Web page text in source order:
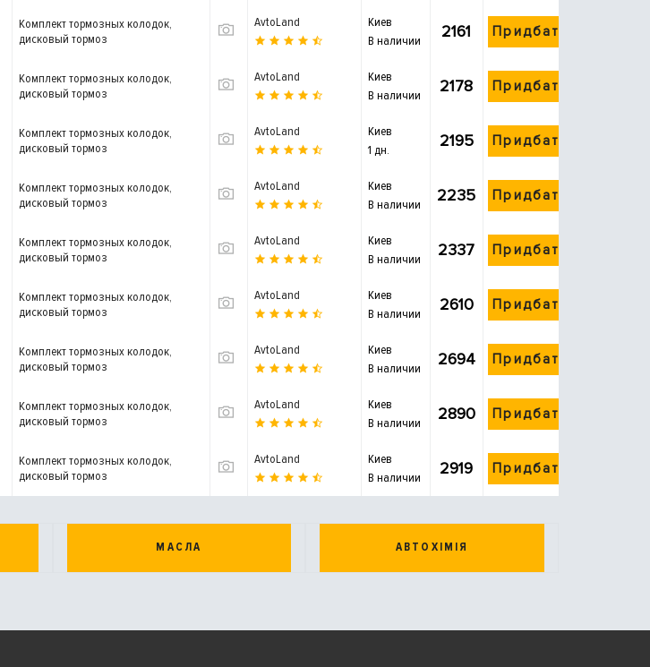
Комплект тормозных колодок,
дисковый тормоз
AvtoLand
Киев
В наличии
2161 Придбати
Комплект тормозных колодок,
дисковый тормоз
AvtoLand
Киев
В наличии
2178 Придбати
Комплект тормозных колодок,
дисковый тормоз
AvtoLand
Киев
1 дн.
2195 Придбати
Комплект тормозных колодок,
дисковый тормоз
AvtoLand
Киев
В наличии
2235 Придбати
Комплект тормозных колодок,
дисковый тормоз
AvtoLand
Киев
В наличии
2337 Придбати
Комплект тормозных колодок,
дисковый тормоз
AvtoLand
Киев
В наличии
2610 Придбати
Комплект тормозных колодок,
дисковый тормоз
AvtoLand
Киев
В наличии
2694 Придбати
Комплект тормозных колодок,
дисковый тормоз
AvtoLand
Киев
В наличии
2890 Придбати
Комплект тормозных колодок,
дисковый тормоз
AvtoLand
Киев
В наличии
2919 Придбати
МАСЛА АВТОХІМІЯ